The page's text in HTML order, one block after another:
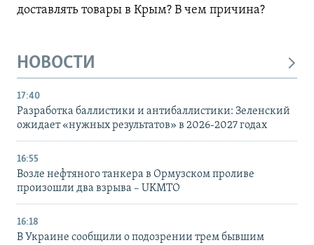
доставлять товары в Крым? В чем причина?
НОВОСТИ
17:40
Разработка баллистики и антибаллистики: Зеленский
ожидает «нужных результатов» в 2026-2027 годах
16:55
Возле нефтяного танкера в Ормузском проливе
произошли два взрыва – UKMTO
16:18
В Украине сообщили о подозрении трем бывшим